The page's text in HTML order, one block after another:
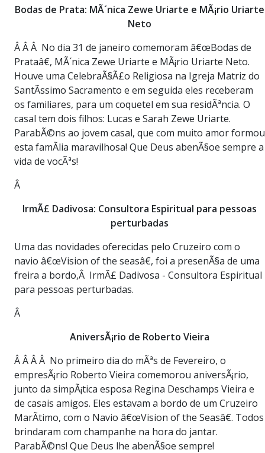
Bodas de Prata: MÃ´nica Zewe Uriarte e MÃ¡rio Uriarte
Neto
Â Â Â No dia 31 de janeiro comemoram â€œBodas de
Prataâ€, MÃ´nica Zewe Uriarte e MÃ¡rio Uriarte Neto.
Houve uma CelebraÃ§Ã£o Religiosa na Igreja Matriz do
SantÃ­ssimo Sacramento e em seguida eles receberam
os familiares, para um coquetel em sua residÃªncia. O
casal tem dois filhos: Lucas e Sarah Zewe Uriarte.
ParabÃ©ns ao jovem casal, que com muito amor formou
esta famÃ­lia maravilhosa! Que Deus abenÃ§oe sempre a
vida de vocÃªs!
Â
IrmÃ£ Dadivosa: Consultora Espiritual para pessoas
perturbadas
Uma das novidades oferecidas pelo Cruzeiro com o
navio â€œVision of the seasâ€, foi a presenÃ§a de uma
freira a bordo,Â IrmÃ£ Dadivosa - Consultora Espiritual
para pessoas perturbadas.
Â
AniversÃ¡rio de Roberto Vieira
Â Â Â Â No primeiro dia do mÃªs de Fevereiro, o
empresÃ¡rio Roberto Vieira comemorou aniversÃ¡rio,
junto da simpÃ¡tica esposa Regina Deschamps Vieira e
de casais amigos. Eles estavam a bordo de um Cruzeiro
MarÃ­timo, com o Navio â€œVision of the Seasâ€. Todos
brindaram com champanhe na hora do jantar.
ParabÃ©ns! Que Deus lhe abenÃ§oe sempre!